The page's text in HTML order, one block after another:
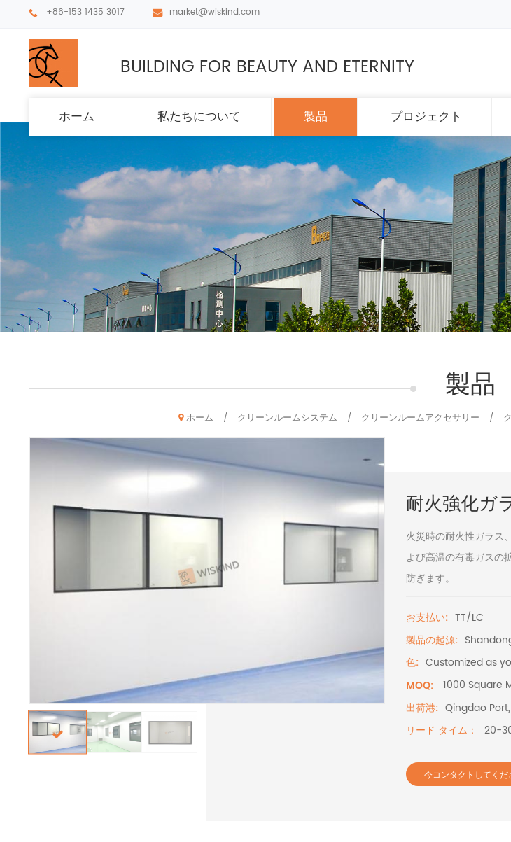
+86-153 1435 3017 market@wiskind.com
BUILDING FOR BEAUTY AND ETERNITY
ホーム 私たちについて 製品 プロジェクト
製品
ホーム / クリーンルームシステム / クリーンルームアクセサリー /
耐火強化ガ
火災時の耐火性ガラス、
よび高温の有毒ガスの
防ぎます。
お支払い: TT/LC
製品の起源:
色: Customized as
MOQ:
1000 Square
出荷港: Qingdao
リード タイム：
20-
今コンタクトしてくだ